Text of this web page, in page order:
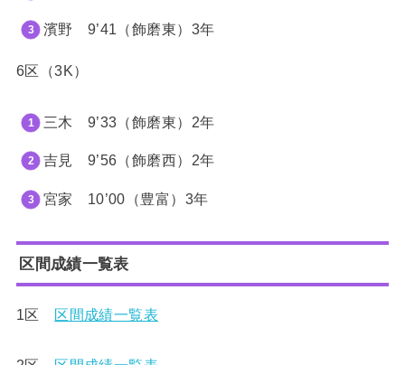
濱野 9’41 （飾磨東）3年
6区（3K）
三木 9’33 （飾磨東）2年
吉見 9’56 （飾磨西）2年
宮家 10’00 （豊富）3年
区間成績一覧表
1区 区間成績一覧表